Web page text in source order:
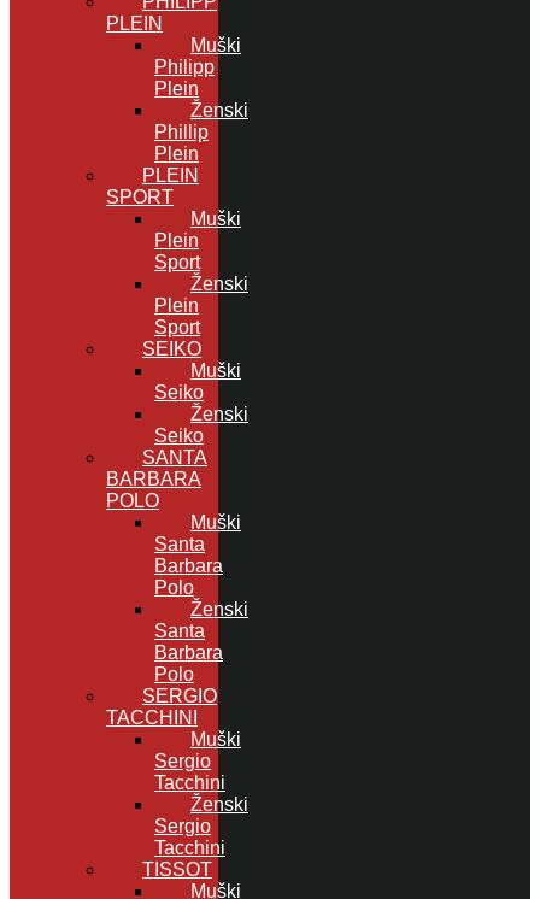
PLEIN
Muški
Philipp
Plein
Ženski
Phillip
Plein
PLEIN
SPORT
Muški
Plein
Sport
Ženski
Plein
Sport
SEIKO
Muški
Seiko
Ženski
Seiko
SANTA
BARBARA
POLO
Muški
Santa
Barbara
Polo
Ženski
Santa
Barbara
Polo
SERGIO
TACCHINI
Muški
Sergio
Tacchini
Ženski
Sergio
Tacchini
TISSOT
Muški